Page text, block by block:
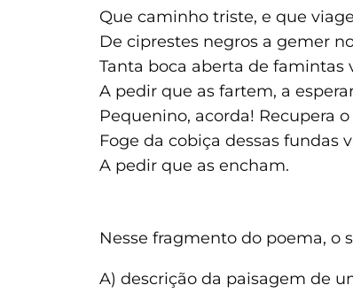
Que caminho triste, e que
De ciprestes negros a gemer
Tanta boca aberta de famintas
A pedir que as fartem, a
Pequenino, acorda! Recupera
Foge da cobiça dessas fundas
A pedir que as encham.
Nesse fragmento do poema, o
A) descrição da paisagem de